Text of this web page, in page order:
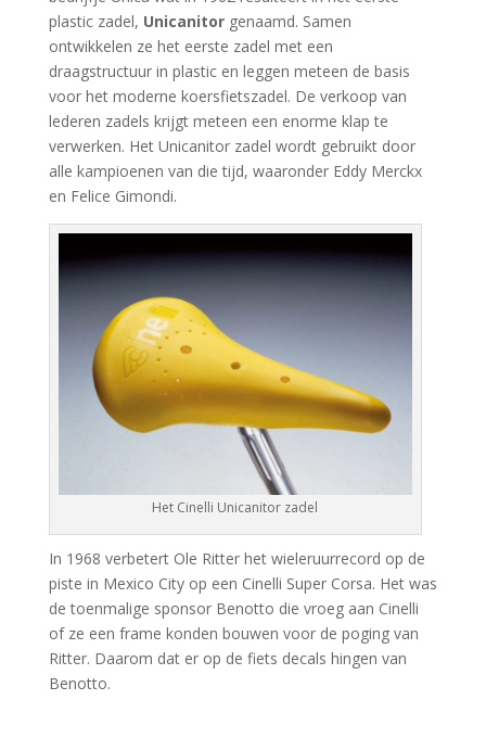
plastic zadel, Unicanitorgenaamd. Samen
ontwikkelen ze het eerste zadel met een
draagstructuur in plastic en leggen meteen de basis
voor het moderne koersfietszadel. De verkoop van
lederen zadels krijgt meteen een enorme klap te
verwerken. Het Unicanitor zadel wordt gebruikt door
alle kampioenen van die tijd, waaronder Eddy Merckx
en Felice Gimondi.
Het Cinelli Unicanitor zadel
In 1968 verbetert Ole Ritter het wieleruurrecord op de
piste in Mexico City op een Cinelli Super Corsa. Het was
de toenmalige sponsor Benotto die vroeg aan Cinelli
of ze een frame konden bouwen voor de poging van
Ritter. Daarom dat er op de fiets decals hingen van
Benotto.